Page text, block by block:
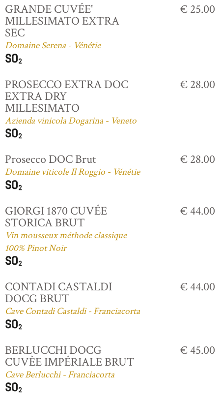
GRANDE CUVÉE'
MILLESIMATO EXTRA
SEC
Domaine Serena - Vénétie
€ 25.00
PROSECCO EXTRA DOC
EXTRA DRY
MILLESIMATO
Azienda vinicola Dogarina - Veneto
€ 28.00
Prosecco DOC Brut
Domaine viticole Il Roggio - Vénétie
€ 28.00
GIORGI 1870 CUVÉE
STORICA BRUT
Vin mousseux méthode classique
100% Pinot Noir
€ 44.00
CONTADI CASTALDI
DOCG BRUT
Cave Contadi Castaldi - Franciacorta
€ 44.00
BERLUCCHI DOCG
CUVÈE IMPÉRIALE BRUT
Cave Berlucchi - Franciacorta
€ 45.00